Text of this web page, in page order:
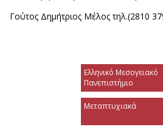
Γούτος Δημήτριος Μέλος τηλ.(2810
Ελληνικό Μεσογειακό
Πανεπιστήμιο
Μεταπτυχιακά